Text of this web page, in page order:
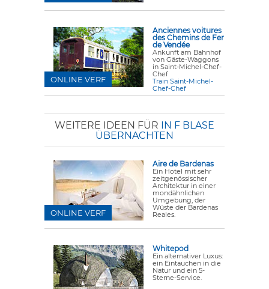
Anciennes voitures
des Chemins de Fer
de Vendée
Ankunft am Bahnhof
von Gäste-Waggons
in Saint-Michel-Chef-
Chef
Train Saint-Michel-
Chef-Chef
ONLINE VERF
WEITERE IDEEN FÜR IN F BLASE
ÜBERNACHTEN
Aire de Bardenas
Ein Hotel mit sehr
zeitgenössischer
Architektur in einer
mondähnlichen
Umgebung, der
Wüste der Bardenas
Reales.
ONLINE VERF
Whitepod
Ein alternativer Luxus:
ein Eintauchen in die
Natur und ein 5-
Sterne-Service.